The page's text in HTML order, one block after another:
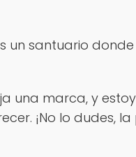
un santuario
una marca, y
¡No lo dudes,